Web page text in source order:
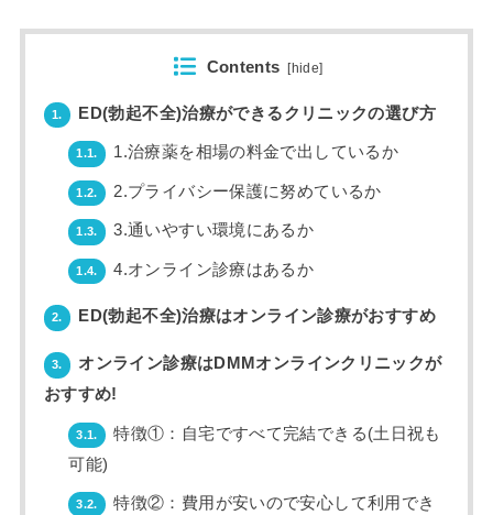
Contents [hide]
1. ED(勃起不全)治療ができるクリニックの選び方
1.1. 1.治療薬を相場の料金で出しているか
1.2. 2.プライバシー保護に努めているか
1.3. 3.通いやすい環境にあるか
1.4. 4.オンライン診療はあるか
2. ED(勃起不全)治療はオンライン診療がおすすめ
3.
オンライン診療はDMMオンラインクリニックが
おすすめ!
3.1.
特徴①：自宅ですべて完結できる(土日祝も
可能)
3.2.
特徴②：費用が安いので安心して利用でき